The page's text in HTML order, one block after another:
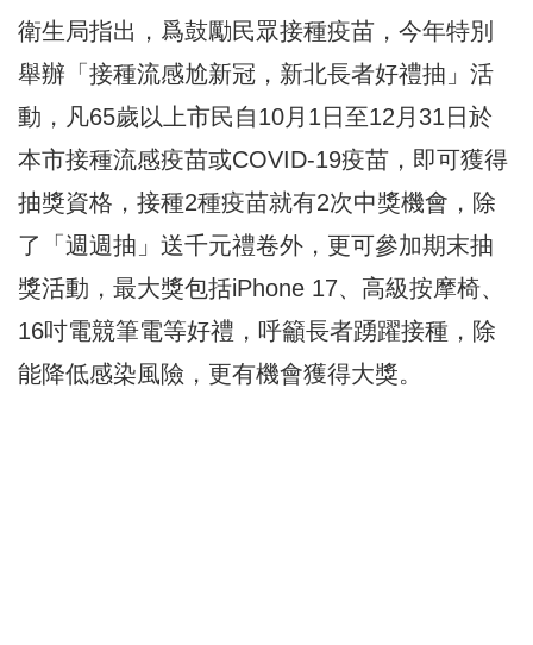
衛生局指出，爲鼓勵民眾接種疫苗，今年特別
舉辦「接種流感尬新冠，新北長者好禮抽」活
動，凡65歲以上市民自10月1日至12月31日於
本市接種流感疫苗或COVID-19疫苗，即可獲得
抽獎資格，接種2種疫苗就有2次中獎機會，除
了「週週抽」送千元禮卷外，更可參加期末抽
獎活動，最大獎包括iPhone 17、高級按摩椅、
16吋電競筆電等好禮，呼籲長者踴躍接種，除
能降低感染風險，更有機會獲得大獎。